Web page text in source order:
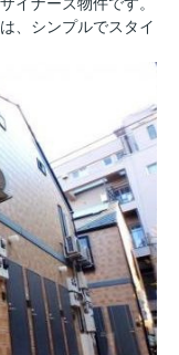
、シンプルでスタイ